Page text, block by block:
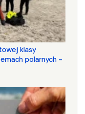
klasy
polarnych -